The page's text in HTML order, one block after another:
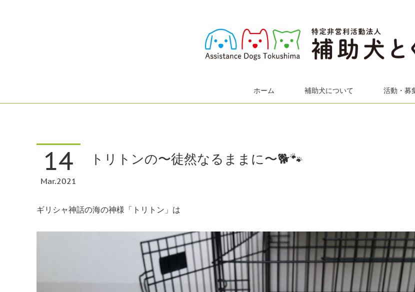
ホーム 補助犬について 活動・募
14
Mar 2021
トリトンの〜徒然なるままに〜🐕🐾
ギリシャ神話の海の神様「トリトン」は